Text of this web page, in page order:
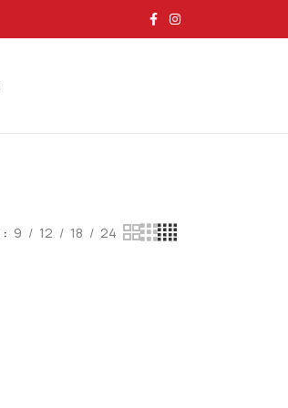
9 12 18 24